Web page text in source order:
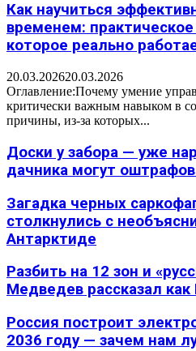
Как научиться
временем: практическое
которое реально
20.03.202620.03.2026
Оглавление:Почему умение
критически важным навыком в
причины, из-за которых...
Доски у забора — уже
дачника могут
Загадка черных
столкнулись с
Антарктиде
Разбить на 12 зон и
Медведев рассказал как
Россия построит
2036 году — зачем нам